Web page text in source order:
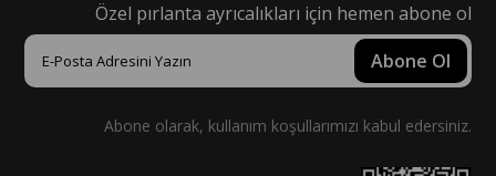
Özel pırlanta ayrıcalıkları için hemen abone ol
Abone Ol
Abone olarak, kullanım koşullarımızı kabul edersiniz.